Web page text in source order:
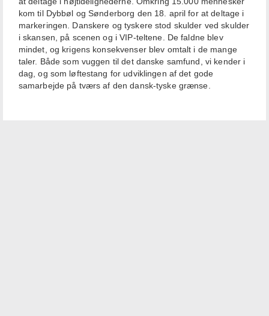
kom til Dybbøl og Sønderborg den 18. april for at deltage i
markeringen. Danskere og tyskere stod skulder ved skulder
i skansen, på scenen og i VIP-teltene. De faldne blev
mindet, og krigens konsekvenser blev omtalt i de mange
taler. Både som vuggen til det danske samfund, vi kender i
dag, og som løftestang for udviklingen af det gode
samarbejde på tværs af den dansk-tyske grænse.